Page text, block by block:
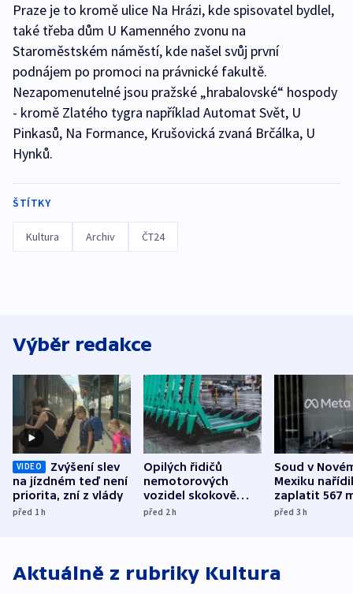
Praze je to kromě ulice Na Hrázi, kde spisovatel bydlel,
také třeba dům U Kamenného zvonu na
Staroměstském náměstí, kde našel svůj první
podnájem po promoci na právnické fakultě.
Nezapomenutelné jsou pražské „hrabalovské“ hospody
- kromě Zlatého tygra například Automat Svět, U
Pinkasů, Na Formance, Krušovická zvaná Brčálka, U
Hynků.
ŠTÍTKY
Kultura Archiv ČT24
Výběr redakce
VIDEO
Zvýšení slev
na jízdném teď není
priorita, zní z vlády
před 1h
Opilých řidičů
nemotorových
vozidel skokově
přibylo, nejvíc ve
před 2h
Soud v
Mexiku
zaplatit 567
dolarů kvůli
před 3h
Aktuálně z rubriky Kultura